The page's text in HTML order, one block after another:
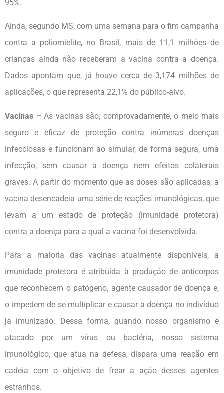
95%.
Ainda, segundo MS, com uma semana para o fim campanha
contra a poliomielite, no Brasil, mais de 11,1 milhões de
crianças ainda não receberam a vacina contra a doença.
Dados apontam que, já houve cerca de 3,174 milhões de
aplicações, o que representa 22,1% do público-alvo.
Vacinas – As vacinas são, comprovadamente, o meio mais
seguro e eficaz de proteção contra inúmeras doenças
infecciosas e funcionam ao simular, de forma segura, uma
infecção, sem causar a doença nem efeitos colaterais
graves. A partir do momento que as doses são aplicadas, a
vacina desencadeia uma série de reações imunológicas, que
levam a um estado de proteção (imunidade protetora)
contra a doença para a qual a vacina foi desenvolvida.
Para a maioria das vacinas atualmente disponíveis, a
imunidade protetora é atribuída à produção de anticorpos
que reconhecem o patógeno, agente causador de doença e,
o impedem de se multiplicar e causar a doença no indivíduo
já imunizado. Dessa forma, quando nosso organismo é
atacado por um vírus ou bactéria, nosso sistema
imunológico, que atua na defesa, dispara uma reação em
cadeia com o objetivo de frear a ação desses agentes
estranhos.